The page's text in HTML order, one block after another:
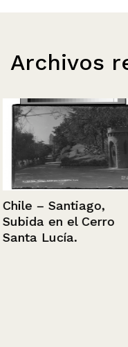
Archivos
Chile – Santiago,
Subida en el Cerro
Santa Lucía.